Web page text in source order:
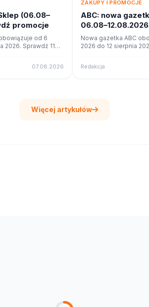
(06.08–
promocje
od 6
2026. Sprawdź 11
07.08.2026
ZAKUPY I PROMOCJE
ABC: nowa
Nowa gazetka ABC
2026 do 12 sierpnia
Redakcja
Więcej artykułów